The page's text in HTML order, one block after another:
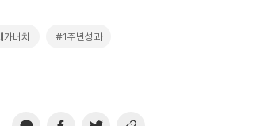
가버치 #1주년성과